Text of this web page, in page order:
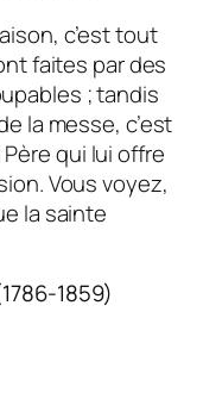
c’est tout
faites par des
; tandis
la messe, c’est
qui lui offre
Vous voyez,
la sainte
1859)